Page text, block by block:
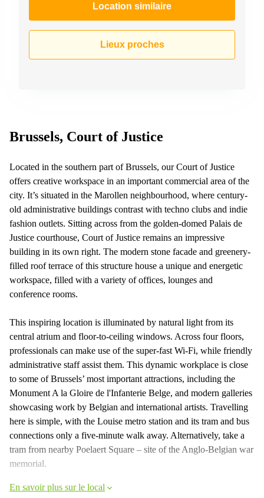
Location similaire
Lieux proches
Brussels, Court of Justice
Located in the southern part of Brussels, our Court of Justice
offers creative workspace in an important commercial area of the
city. It’s situated in the Marollen neighbourhood, where century-
old administrative buildings contrast with techno clubs and indie
fashion outlets. Sitting across from the golden-domed Palais de
Justice courthouse, Court of Justice remains an impressive
building in its own right. The modern stone facade and greenery-
filled roof terrace of this structure house a unique and energetic
workspace, filled with a variety of offices, lounges and
conference rooms.
This inspiring location is illuminated by natural light from its
central atrium and floor-to-ceiling windows. Across four floors,
professionals can make use of the super-fast Wi-Fi, while friendly
administrative staff assist them. This dynamic workplace is close
to some of Brussels’ most important attractions, including the
Monument A la Gloire de l'Infanterie Belge, and modern galleries
showcasing work by Belgian and international artists. Travelling
here is simple, with the Louise metro station and its tram and bus
connections only a five-minute walk away. Alternatively, take a
tram from nearby Poelaert Square – site of the Anglo-Belgian war
memorial.
En savoir plus sur le local